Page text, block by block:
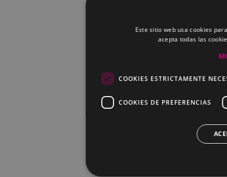
Este sitio web usa cookies
acepta todas las
COOKIES ESTRICTAMENTE
COOKIES DE PREFERENCIAS